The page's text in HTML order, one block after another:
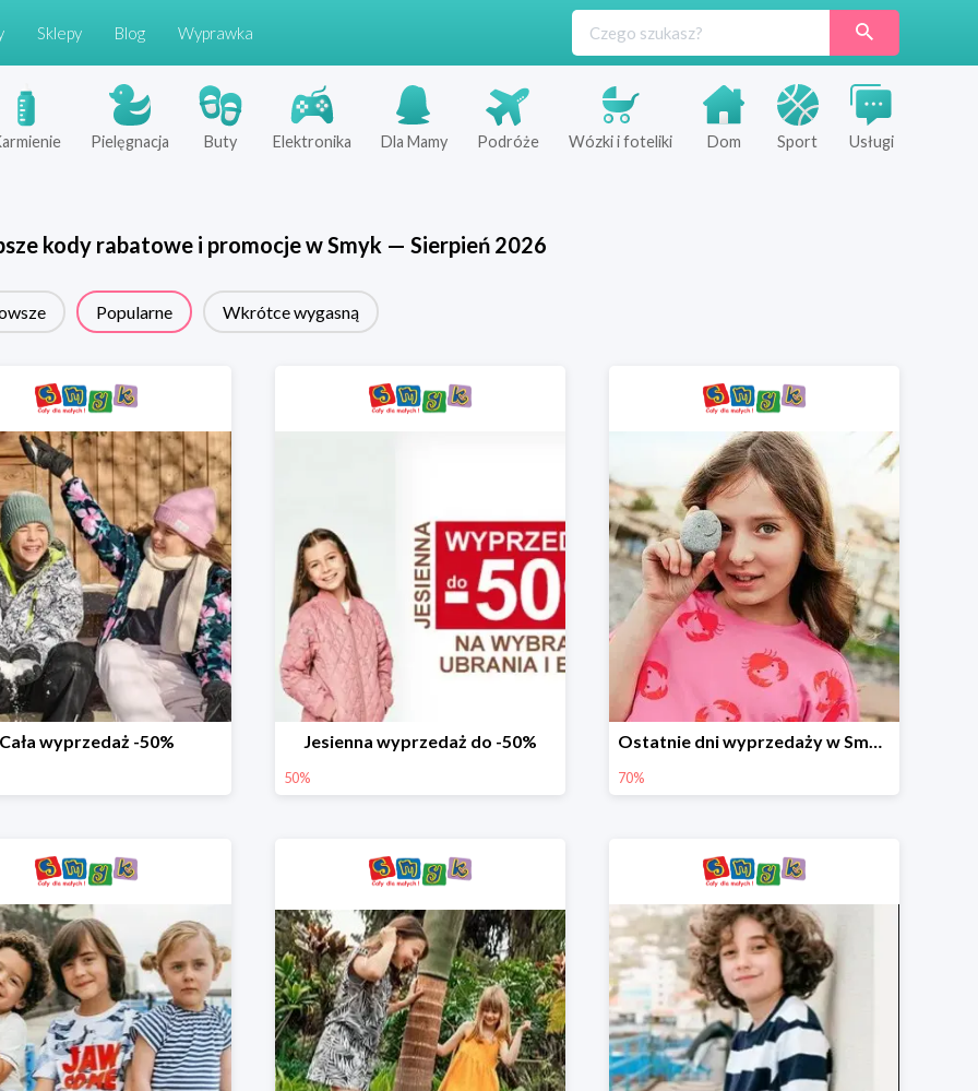
Sklepy Blog Wyprawka
Pielęgnacja Buty Elektronika Dla Mamy Podróże Wózki i foteliki Dom Sport Usługi
kody rabatowe i promocje wSmyk — Sierpień 2026
Popularne Wkrótce wygasną
wyprzedaż -50% Jesienna wyprzedaż do -50%
50%
Ostatnie dni wyprzedaży w Smyku - ubrania i buty do -70%
70%